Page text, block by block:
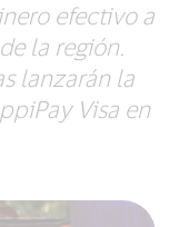
efectivo a
la región.
lanzarán la
Visa en